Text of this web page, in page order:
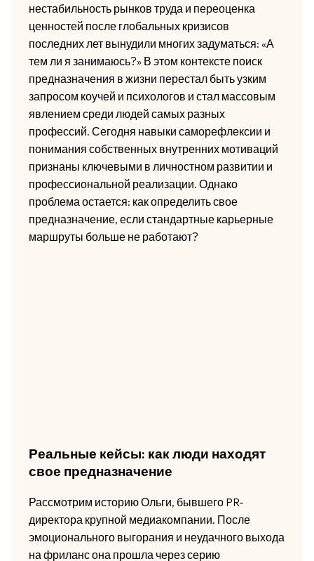
нестабильность рынков труда и переоценка
ценностей после глобальных кризисов
последних лет вынудили многих задуматься: «А
тем ли я занимаюсь?» В этом контексте поиск
предназначения в жизни перестал быть узким
запросом коучей и психологов и стал массовым
явлением среди людей самых разных
профессий. Сегодня навыки саморефлексии и
понимания собственных внутренних мотиваций
признаны ключевыми в личностном развитии и
профессиональной реализации. Однако
проблема остается: как определить свое
предназначение, если стандартные карьерные
маршруты больше не работают?
Реальные кейсы: как люди находят
свое предназначение
Рассмотрим историю Ольги, бывшего PR-
директора крупной медиакомпании. После
эмоционального выгорания и неудачного выхода
на фриланс она прошла через серию